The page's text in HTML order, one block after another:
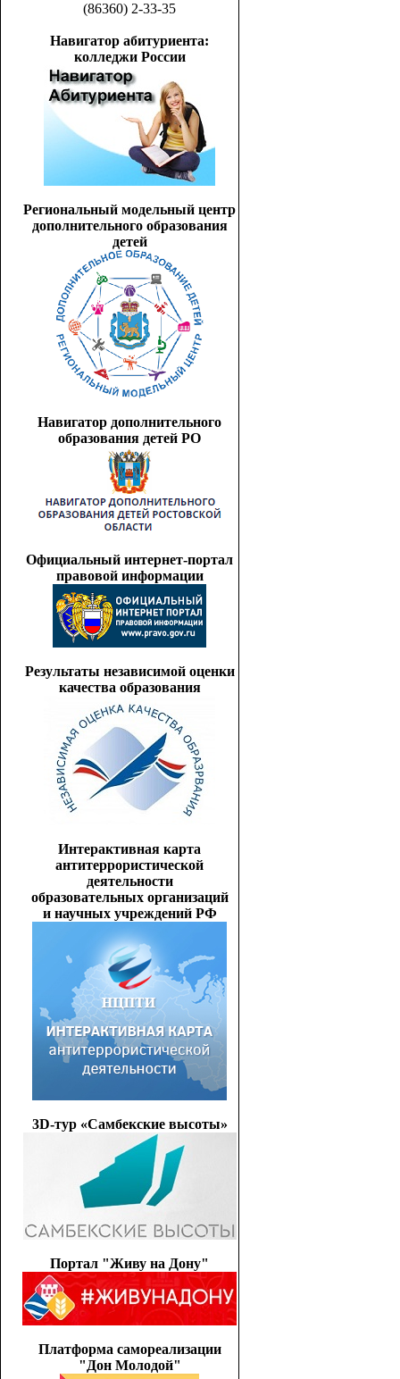
(86360) 2-33-35
Навигатор абитуриента:
колледжи России
Региональный модельный центр
дополнительного образования
детей
Навигатор дополнительного
образования детей РО
Официальный интернет-портал
правовой информации
Результаты независимой оценки
качества образования
Интерактивная карта
антитеррористической
деятельности
образовательных организаций
и научных учреждений РФ
3D-тур «Самбекские высоты»
Портал "Живу на Дону"
Платформа самореализации
"Дон Молодой"